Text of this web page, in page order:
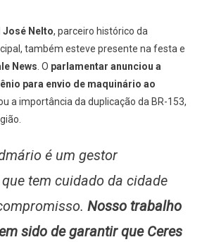
José Nelto, parceiro histórico da
também esteve presente na festa e
News. O parlamentar anunciou a
para envio de maquinário ao
a importância da duplicação da BR-153,
é um gestor
tem cuidado da cidade
Nosso trabalho
sido de garantir que Ceres